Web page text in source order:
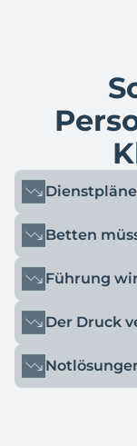
Betten
Führung
Der Druck